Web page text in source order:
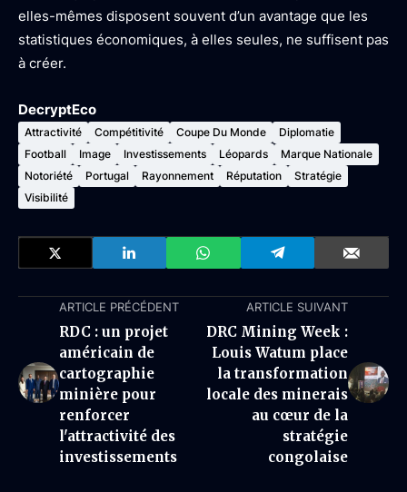
elles-mêmes disposent souvent d’un avantage que les
statistiques économiques, à elles seules, ne suffisent pas
à créer.
DecryptEco
Attractivité Compétitivité Coupe Du Monde
Diplomatie
Football
Image Investissements Léopards
Marque Nationale
Notoriété
Portugal Rayonnement Réputation
Stratégie
Visibilité
ARTICLE PRÉCÉDENT
RDC : un projet
américain de
cartographie
minière pour
renforcer
l'attractivité des
investissements
ARTICLE SUIVANT
DRC Mining Week :
Louis Watum place
la transformation
locale des minerais
au cœur de la
stratégie
congolaise